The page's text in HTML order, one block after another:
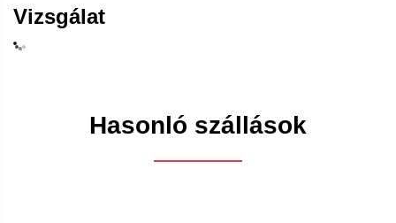
Vizsgálat
Hasonló szállások